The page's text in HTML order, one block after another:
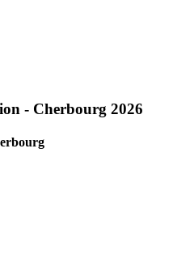
- Cherbourg 2026